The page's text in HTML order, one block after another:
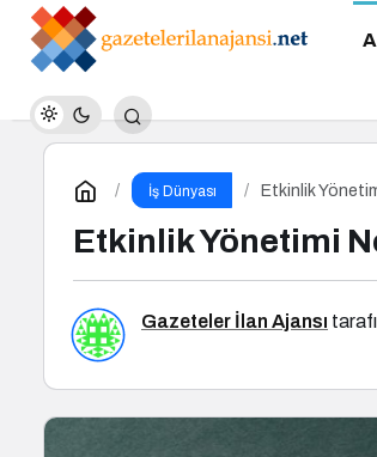
İş Dünyası Etkinlik
Etkinlik Yönetimi
Gazeteler İlan Ajansı